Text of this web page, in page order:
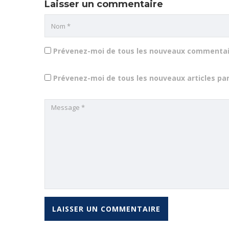
Laisser un commentaire
Prévenez-moi de tous les nouveaux
Prévenez-moi de tous les nouveaux articles